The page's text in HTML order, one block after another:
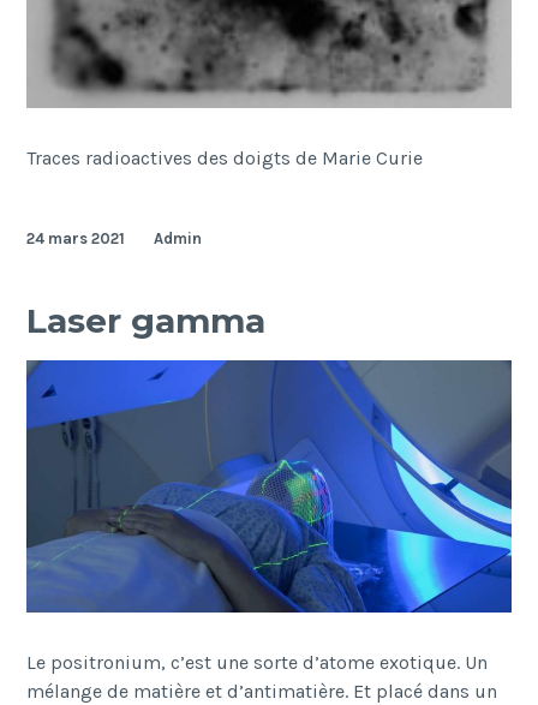
Traces radioactives des doigts de Marie Curie
24 mars 2021 Admin
Laser gamma
Le positronium, c’est une sorte d’atome exotique. Un
mélange de matière et d’antimatière. Et placé dans un